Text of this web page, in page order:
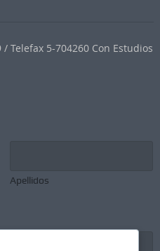
Telefax 5-704260 Con Estudios
Apellidos